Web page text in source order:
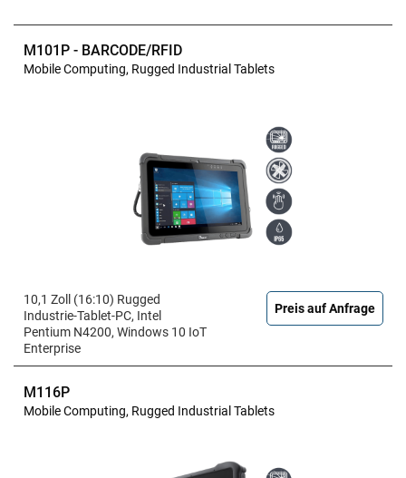
M101P - BARCODE/RFID
Mobile Computing, Rugged Industrial Tablets
10,1 Zoll (16:10) Rugged
Industrie-Tablet-PC, Intel
Pentium N4200, Windows 10 IoT
Enterprise
Preis auf Anfrage
M116P
Mobile Computing, Rugged Industrial Tablets